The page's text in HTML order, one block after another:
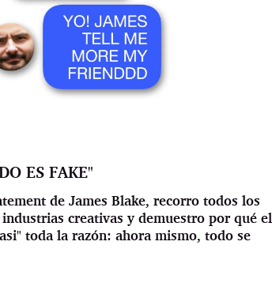
ES FAKE"
de James Blake, recorro todos los
creativas y demuestro por qué el
toda la razón: ahora mismo, todo se